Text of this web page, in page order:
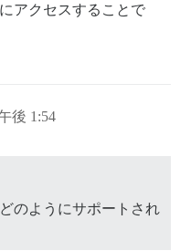
アクセスすることで
後 1:54
のようにサポートされ